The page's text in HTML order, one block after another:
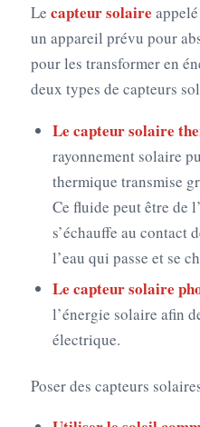
Le capteur solaire
un appareil prévu pour
pour les transformer en
deux types de capteurs
Le capteur solaire
rayonnement solaire
thermique transmise
Ce fluide peut être de
s’échauffe au contact
l’eau qui passe et se
Le capteur solaire
l’énergie solaire afin
électrique.
Poser des capteurs